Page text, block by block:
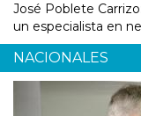
José Poblete
un especialista en
NACIONALES